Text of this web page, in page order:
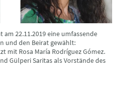
22.11.2019 eine umfassende
und den Beirat gewählt:
mit Rosa María Rodríguez Gómez.
Gülperi Saritas als Vorstände des